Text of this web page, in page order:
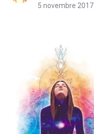
5 novembre 2017